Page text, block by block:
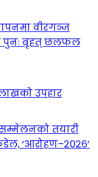
वीरगञ्ज
पुनः बृहत् छलफल
उपहार
तयारी
‘आरोहण–२०२६’